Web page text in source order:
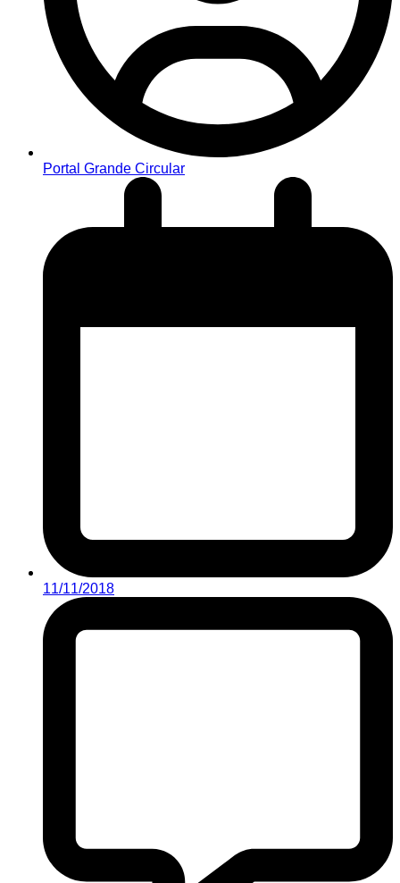
Portal Grande Circular
11/11/2018